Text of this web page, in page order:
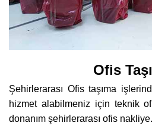
Ofis
Şehirlerarası Ofis taşıma
hizmet alabilmeniz için teknik
donanım şehirlerarası ofis nakliye.